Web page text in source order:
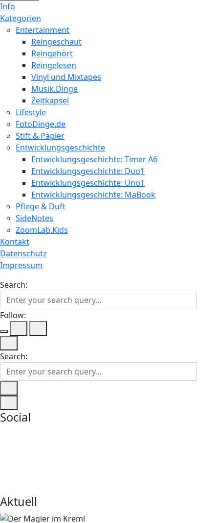
Info
Kategorien
Entertainment
Reingeschaut
Reingehört
Reingelesen
Vinyl und Mixtapes
Musik.Dinge
Zeitkapsel
Lifestyle
FotoDinge.de
Stift & Papier
Entwicklungsgeschichte
Entwicklungsgeschichte: Timer A6
Entwicklungsgeschichte: Duo1
Entwicklungsgeschichte: Uno1
Entwicklungsgeschichte: MaBook
Pflege & Duft
SideNotes
ZoomLab.Kids
Kontakt
Datenschutz
Impressum
Search:
Follow:
Search:
Social
Aktuell